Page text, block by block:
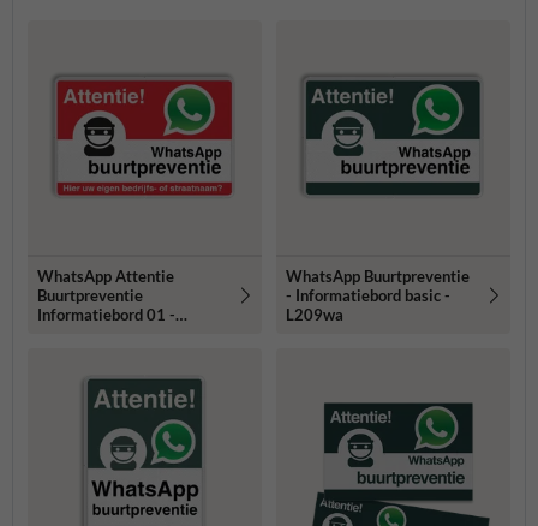
WhatsApp Attentie
Buurtpreventie
Informatiebord 01 -
WhatsApp Buurtpreventie
- Informatiebord basic -
L209wa